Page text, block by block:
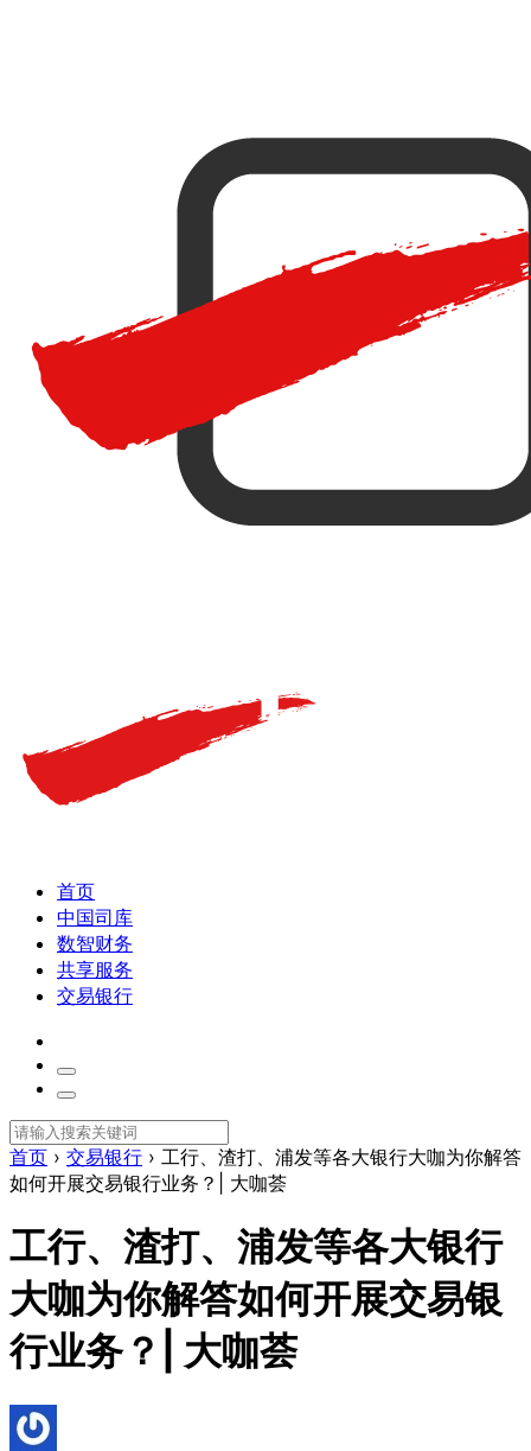
首页
中国司库
数智财务
共享服务
交易银行
首页 › 交易银行 › 工行、渣打、浦发等各大银行大咖为你解答
如何开展交易银行业务？| 大咖荟
工行、渣打、浦发等各大银行
大咖为你解答如何开展交易银
行业务？| 大咖荟